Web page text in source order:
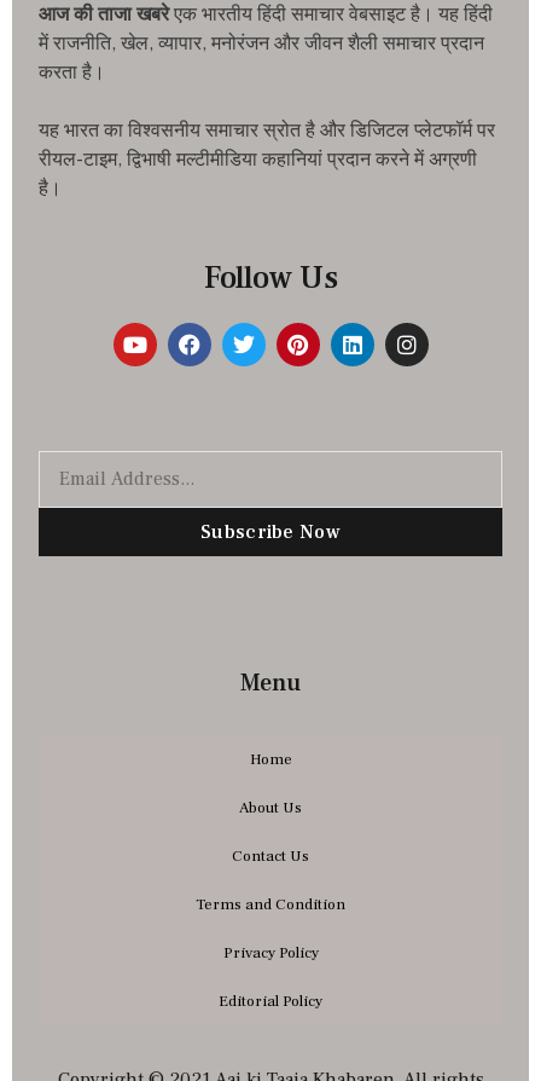
आज की ताजा खबरेएक भारतीय हिंदी समाचार वेबसाइट है। यह हिंदी
में राजनीति, खेल, व्यापार, मनोरंजन और जीवन शैली समाचार प्रदान
करता है।
यह भारत का विश्वसनीय समाचार स्रोत है और डिजिटल प्लेटफॉर्म पर
रीयल-टाइम, द्विभाषी मल्टीमीडिया कहानियां प्रदान करने में अग्रणी
है।
Follow Us
Subscribe Now
Menu
Home
About Us
Contact Us
Terms and Condition
Privacy Policy
Editorial Policy